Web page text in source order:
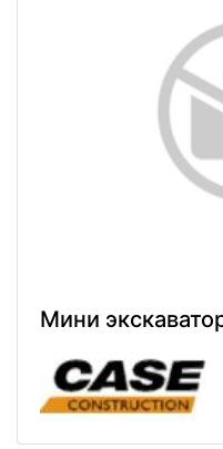
Мини